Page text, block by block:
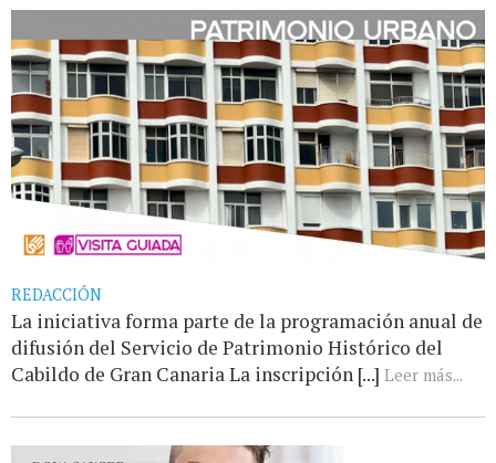
REDACCIÓN
La iniciativa forma parte de la programación anual de
difusión del Servicio de Patrimonio Histórico del
Cabildo de Gran Canaria La inscripción [...] Leer más...